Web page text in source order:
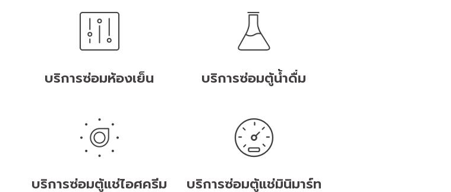
บริการซ่อมห้องเย็น บริการซ่อมตู้น้ำดื่ม